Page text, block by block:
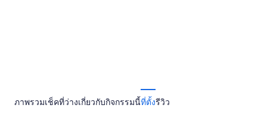
ภาพรวมเช็คที่ว่างเกี่ยวกับกิจกรรมนี้ที่ตั้งรีวิว